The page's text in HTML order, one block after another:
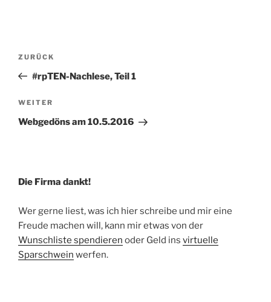
Beitragsnavigation
Vorheriger
Beitrag
ZURÜCK
#rpTEN-Nachlese, Teil 1
Nächster
Beitrag
WEITER
Webgedöns am 10.5.2016
Die Firma dankt!
Wer gerne liest, was ich hier schreibe und mir eine
Freude machen will, kann mir etwas von der
Wunschliste spendieren oder Geld ins virtuelle
Sparschwein werfen.